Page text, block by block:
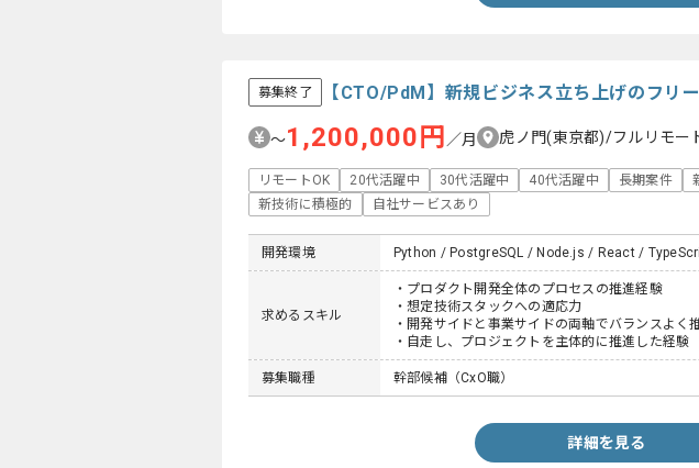
募集終了 【CTO/PdM】新規ビジネス立ち上げのフリ
〜1,200,000円 ／月 虎ノ門(東京都)/フルリモー
リモートOK 20代活躍中 30代活躍中 40代活躍中 長期案件
新技術に積極的
自社サービスあり
開発環境 Python / PostgreSQL / Node.js / React /
求めるスキル
・プロダクト開発全体のプロセスの推進経験
・想定技術スタックへの適応力
・開発サイドと事業サイドの両軸でバランスよく
・自走し、プロジェクトを主体的に推進した経験
募集職種 幹部候補（CxO職）
詳細を見る